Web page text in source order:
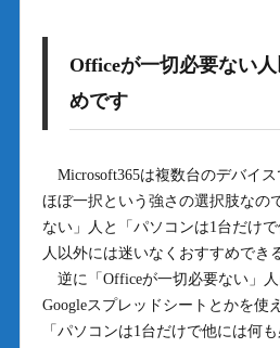
Officeが一切必要ない
めです
Microsoft365は複数台のデバイ
ほぼ一択という強さの選択肢なの
ない」人と「パソコンは1台だけで
人以外には迷いなくおすすめでき
逆に「Officeが一切必要ない」
Googleスプレッドシートとかを使
「パソコンは1台だけで他には何